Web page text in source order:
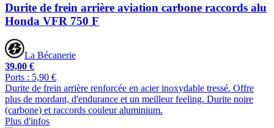
Durite de frein arrière aviation carbone raccords alu
Honda VFR 750 F
La Bécanerie
39,00 €
Ports : 5,90 €
Durite de frein arrière renforcée en acier inoxydable tressé. Offre
plus de mordant, d'endurance et un meilleur feeling. Durite noire
(carbone) et raccords couleur aluminium.
Plus d'infos